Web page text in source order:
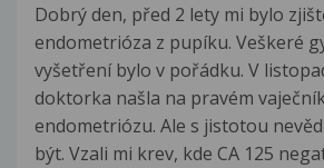
Dobrý den, před 2 lety mi bylo
endometrióza z pupíku. Veškeré
vyšetření bylo v pořádku. V
doktorka našla na pravém
endometriózu. Ale s jistotou
být. Vzali mi krev, kde CA 125